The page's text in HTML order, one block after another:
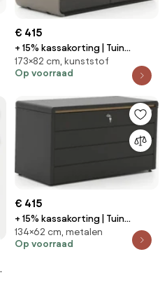
€ 415
+ 15% kassakorting | Tuin
opbergbox Kees Smit |
Spatwaterdicht | Kussenbox |
173x82cm | Kees Smit
173×82 cm, kunststof
Op voorraad
€ 415
+ 15% kassakorting | Tuin
opbergbox Kees Smit |
Waterdicht | Kussenbox | Staal |
134×62 cm, metalen
Op voorraad